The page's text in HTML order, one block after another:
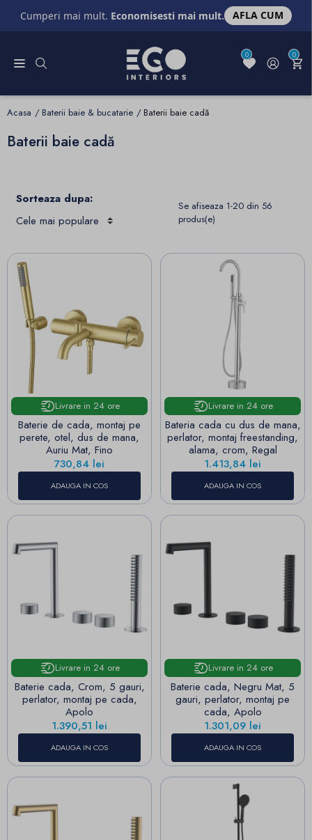
Cumperi mai mult. Economisesti mai mult. AFLA CUM
0 0
Acasa Baterii baie & bucatarie Baterii baie cadă
Baterii baie cadă
Sorteaza dupa:
Se afiseaza 1-20 din 56
produs(e)
Livrare in 24 ore
Baterie de cada, montaj pe
perete, otel, dus de mana,
Auriu Mat, Fino
Pret
730,84 lei
ADAUGA IN COS
Livrare in 24 ore
Bateria cada cu dus de mana,
perlator, montaj freestanding,
alama, crom, Regal
Pret
1.413,84 lei
ADAUGA IN COS
Livrare in 24 ore
Baterie cada, Crom, 5 gauri,
perlator, montaj pe cada,
Apolo
Pret
1.390,51 lei
ADAUGA IN COS
Livrare in 24 ore
Baterie cada, Negru Mat, 5
gauri, perlator, montaj pe
cada, Apolo
Pret
1.301,09 lei
ADAUGA IN COS